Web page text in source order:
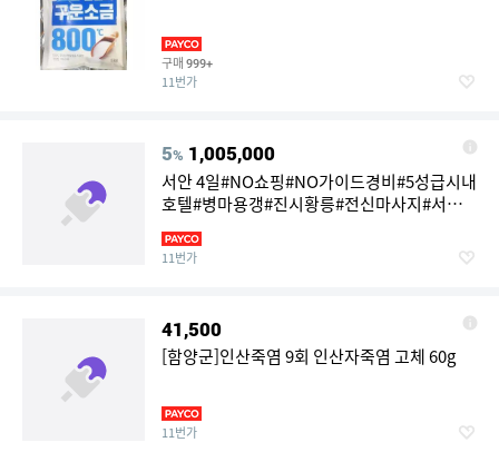
구매 999+
11번가
5% 1,005,000
서안 4일#NO쇼핑#NO가이드경비#5성급시내
호텔#병마용갱#진시황릉#전신마사지#서안
성벽#특식3회
11번가
41,500
[함양군]인산죽염 9회 인산자죽염 고체 60g
11번가